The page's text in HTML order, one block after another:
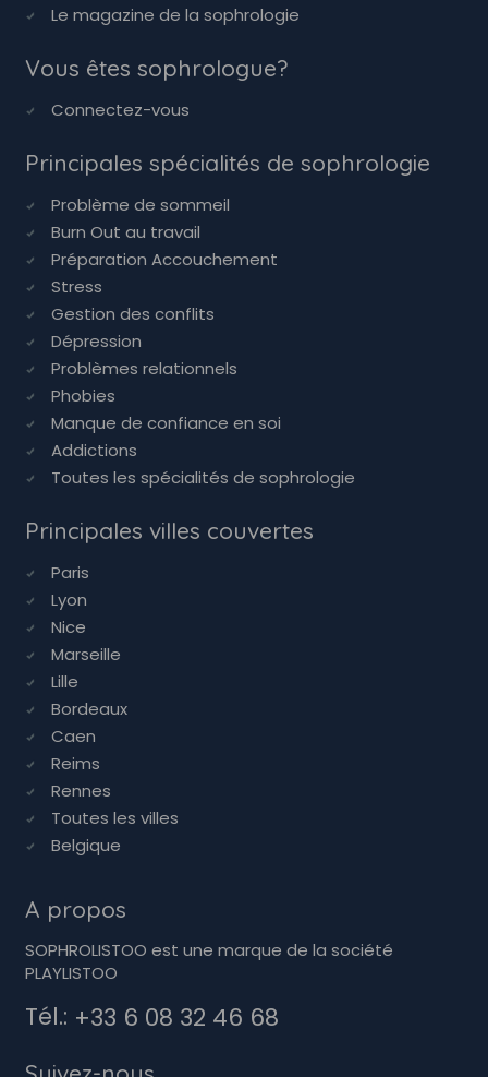
Le magazine de la sophrologie
Vous êtes sophrologue?
Connectez-vous
Principales spécialités de sophrologie
Problème de sommeil
Burn Out au travail
Préparation Accouchement
Stress
Gestion des conflits
Dépression
Problèmes relationnels
Phobies
Manque de confiance en soi
Addictions
Toutes les spécialités de sophrologie
Principales villes couvertes
Paris
Lyon
Nice
Marseille
Lille
Bordeaux
Caen
Reims
Rennes
Toutes les villes
Belgique
A propos
SOPHROLISTOO est une marque de la société
PLAYLISTOO
Tél.: +33 6 08 32 46 68